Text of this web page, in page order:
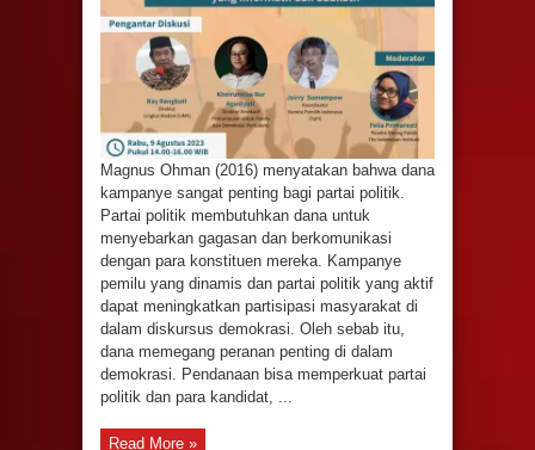
Magnus Ohman (2016) menyatakan bahwa dana
kampanye sangat penting bagi partai politik.
Partai politik membutuhkan dana untuk
menyebarkan gagasan dan berkomunikasi
dengan para konstituen mereka. Kampanye
pemilu yang dinamis dan partai politik yang aktif
dapat meningkatkan partisipasi masyarakat di
dalam diskursus demokrasi. Oleh sebab itu,
dana memegang peranan penting di dalam
demokrasi. Pendanaan bisa memperkuat partai
politik dan para kandidat, ...
Read More »